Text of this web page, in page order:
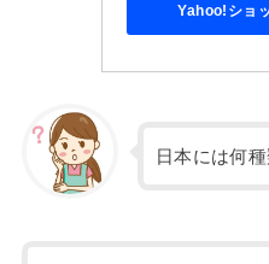
Yahoo!ショ
日本には何